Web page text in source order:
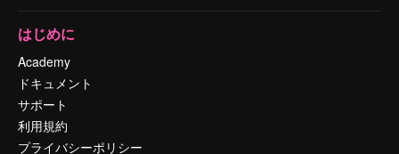
はじめに
Academy
ドキュメント
サポート
利用規約
プライバシーポリシー